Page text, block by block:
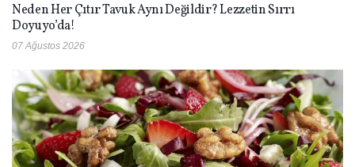
Neden Her Çıtır Tavuk Aynı Değildir? Lezzetin Sırrı
Doyuyo’da!
07 Ağustos 2026